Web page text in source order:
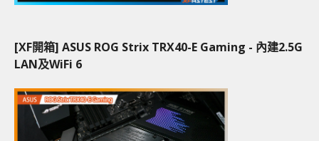
[XF開箱] ASUS ROG Strix TRX40-E Gaming - 內建2.5G
LAN及WiFi 6